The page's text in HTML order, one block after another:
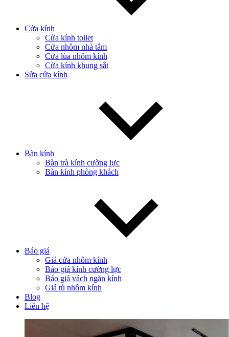
Cửa kính
Cửa kính toilet
Cửa nhôm nhà tắm
Cửa lùa nhôm kính
Cửa kính khung sắt
Sửa cửa kính
Bàn kính
Bàn trà kính cường lực
Bàn kính phòng khách
Báo giá
Giá cửa nhôm kính
Báo giá kính cường lực
Báo giá vách ngăn kính
Giá tủ nhôm kính
Blog
Liên hệ